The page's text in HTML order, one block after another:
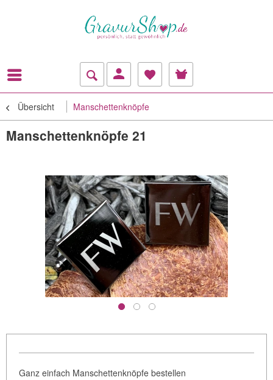
Übersicht Manschettenknöpfe
Manschettenknöpfe 21
Ganz einfach Manschettenknöpfe bestellen